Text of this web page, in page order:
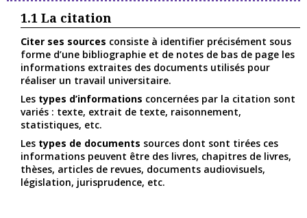
1.1 La citation
Citer ses sources consiste à identifier précisément sous
forme d’une bibliographie et de notes de bas de page les
informations extraites des documents utilisés pour
réaliser un travail universitaire.
Les types d’informations concernées par la citation sont
variés : texte, extrait de texte, raisonnement,
statistiques, etc.
Les types de documents sources dont sont tirées ces
informations peuvent être des livres, chapitres de livres,
thèses, articles de revues, documents audiovisuels,
législation, jurisprudence, etc.